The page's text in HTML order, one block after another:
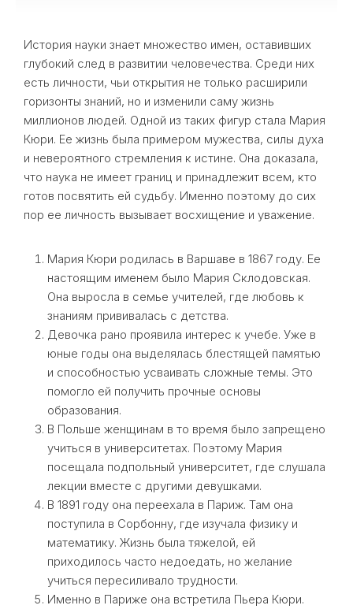
История науки знает множество имен, оставивших
глубокий след в развитии человечества. Среди них
есть личности, чьи открытия не только расширили
горизонты знаний, но и изменили саму жизнь
миллионов людей. Одной из таких фигур стала Мария
Кюри. Ее жизнь была примером мужества, силы духа
и невероятного стремления к истине. Она доказала,
что наука не имеет границ и принадлежит всем, кто
готов посвятить ей судьбу. Именно поэтому до сих
пор ее личность вызывает восхищение и уважение.
Мария Кюри родилась в Варшаве в 1867 году. Ее
настоящим именем было Мария Склодовская.
Она выросла в семье учителей, где любовь к
знаниям прививалась с детства.
Девочка рано проявила интерес к учебе. Уже в
юные годы она выделялась блестящей памятью
и способностью усваивать сложные темы. Это
помогло ей получить прочные основы
образования.
В Польше женщинам в то время было запрещено
учиться в университетах. Поэтому Мария
посещала подпольный университет, где слушала
лекции вместе с другими девушками.
В 1891 году она переехала в Париж. Там она
поступила в Сорбонну, где изучала физику и
математику. Жизнь была тяжелой, ей
приходилось часто недоедать, но желание
учиться пересиливало трудности.
Именно в Париже она встретила Пьера Кюри.